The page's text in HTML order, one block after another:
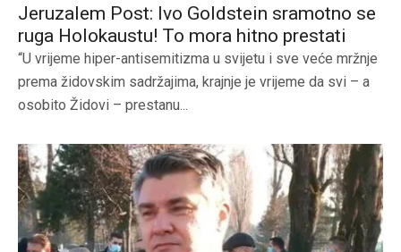
Jeruzalem Post: Ivo Goldstein sramotno se
ruga Holokaustu! To mora hitno prestati
“U vrijeme hiper-antisemitizma u svijetu i sve veće mržnje
prema židovskim sadržajima, krajnje je vrijeme da svi – a
osobito Židovi – prestanu...